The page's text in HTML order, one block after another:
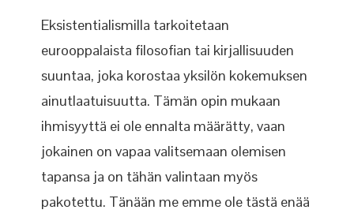
Eksistentialismilla tarkoitetaan
eurooppalaista filosofian tai kirjallisuuden
suuntaa, joka korostaa yksilön kokemuksen
ainutlaatuisuutta. Tämän opin mukaan
ihmisyyttä ei ole ennalta määrätty, vaan
jokainen on vapaa valitsemaan olemisen
tapansa ja on tähän valintaan myös
pakotettu. Tänään me emme ole tästä enää